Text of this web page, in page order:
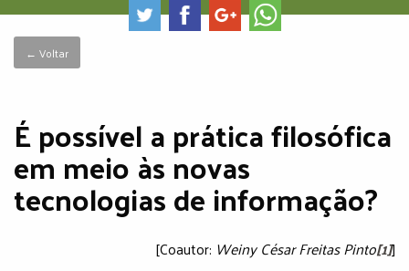
← Voltar
É possível a prática filosófica
em meio às novas
tecnologias de informação?
[Coautor: Weiny César Freitas Pinto[1]]